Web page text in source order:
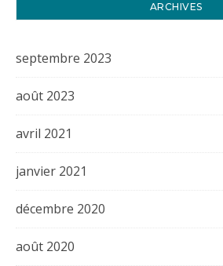
ARCHIVES
septembre 2023
août 2023
avril 2021
janvier 2021
décembre 2020
août 2020